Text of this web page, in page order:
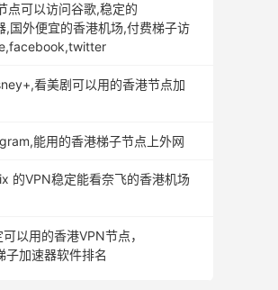
点可以访问谷歌,稳定的
国外便宜的香港机场,付费梯子访
看美剧可以用的香港节点加
能用的香港梯子节点上外网
的VPN稳定能看奈飞的香港机场
以用的香港VPN节点，
加速器软件排名